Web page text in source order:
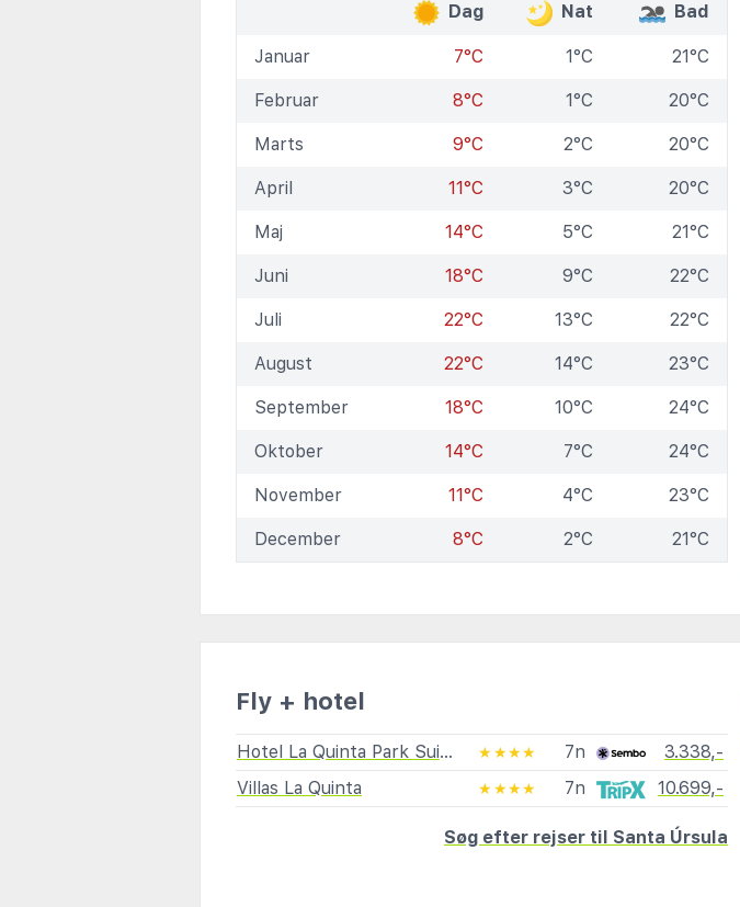
Dag
Nat Bad
Januar 7°C 1°C 21°C
Februar 8°C 1°C 20°C
Marts 9°C 2°C 20°C
April 11°C 3°C 20°C
Maj 14°C 5°C 21°C
Juni 18°C 9°C 22°C
Juli 22°C 13°C 22°C
August 22°C 14°C 23°C
September 18°C 10°C 24°C
Oktober 14°C 7°C 24°C
November 11°C 4°C 23°C
December 8°C 2°C 21°C
Fly + hotel
Hotel La Quinta Park Suites ★★★★ 7n
3.338,-
Villas La Quinta
★★★★ 7n 10.699,-
Søg efter rejser til Santa Úrsula